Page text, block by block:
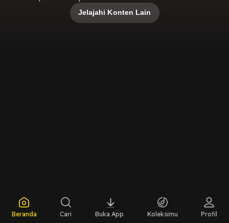
Jelajahi Konten Lain
Beranda Cari Buka App Koleksimu Profil